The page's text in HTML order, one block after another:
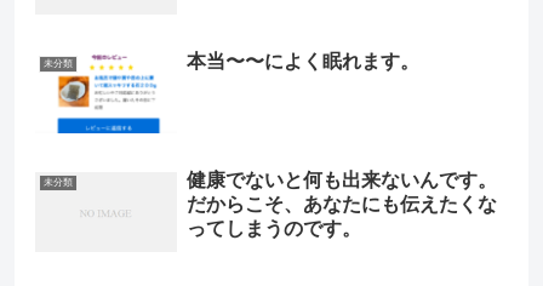
未分類 本当〜〜によく眠れます。
未分類
健康でないと何も出来ないんです。
だからこそ、あなたにも伝えたくな
ってしまうのです。